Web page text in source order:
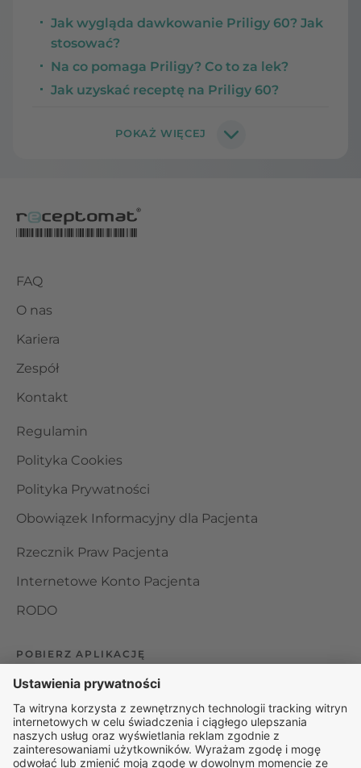
Jak wygląda dawkowanie Priligy 60? Jak
stosować?
Na co pomaga Priligy? Co to za lek?
Jak uzyskać receptę na Priligy 60?
FAQ
O nas
Kariera
Zespół
Kontakt
Regulamin
Polityka Cookies
Polityka Prywatności
Obowiązek Informacyjny dla Pacjenta
Rzecznik Praw Pacjenta
Internetowe Konto Pacjenta
RODO
POBIERZ APLIKACJĘ
Organizator udzielania świadczeń telemedycznych jest
podmiotem leczniczym w rozumieniu ustawy z dnia 15